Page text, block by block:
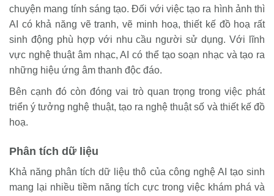
chuyện mang tính sáng tạo. Đối với việc tạo ra hình ảnh thì
AI có khả năng vẽ tranh, vẽ minh hoạ, thiết kế đồ hoạ rất
sinh động phù hợp với nhu cầu người sử dụng. Với lĩnh
vực nghệ thuật âm nhạc, AI có thể tạo soạn nhạc và tạo ra
những hiệu ứng âm thanh độc đáo.
Bên cạnh đó còn đóng vai trò quan trọng trong việc phát
triển ý tưởng nghệ thuật, tạo ra nghệ thuật số và thiết kế đồ
hoạ.
Phân tích dữ liệu
Khả năng phân tích dữ liệu thô của công nghệ AI tạo sinh
mang lại nhiều tiềm năng tích cực trong việc khám phá và